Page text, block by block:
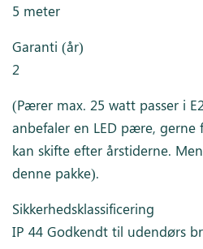
5 meter
Garanti (år)
2
(Pærer max. 25 watt passer i
anbefaler en LED pære, gerne
kan skifte efter årstiderne.
denne pakke).
Sikkerhedsklassificering
IP 44 Godkendt til udendørs